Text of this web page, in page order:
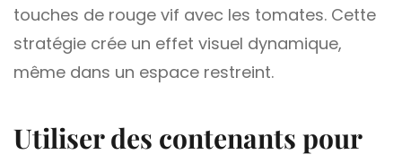
touches de rouge vif avec les tomates. Cette
stratégie crée un effet visuel dynamique,
même dans un espace restreint.
Utiliser des contenants pour